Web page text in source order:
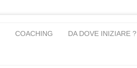
COACHING DA DOVE INIZIARE ?